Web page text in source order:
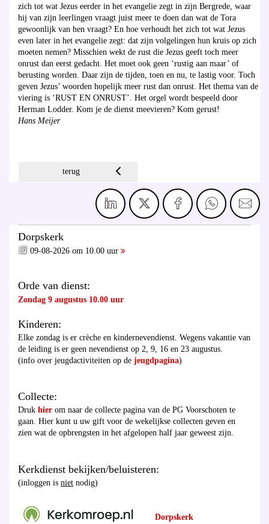
zich tot wat Jezus eerder in het evangelie zegt in zijn Bergrede, waar
hij van zijn leerlingen vraagt juist meer te doen dan wat de Tora
gewoonlijk van hen vraagt? En hoe verhoudt het zich tot wat Jezus
even later in het evangelie zegt: dat zijn volgelingen hun kruis op zich
moeten nemen? Misschien wekt de rust die Jezus geeft toch meer
onrust dan eerst gedacht. Het moet ook geen ‘rustig aan maar’ of
berusting worden. Daar zijn de tijden, toen en nu, te lastig voor. Toch
geven Jezus’ woorden hopelijk meer rust dan onrust. Het thema van de
viering is ‘RUST EN ONRUST’. Het orgel wordt bespeeld door
Herman Lodder. Kom je de dienst meevieren? Kom gerust!
Hans Meijer
terug
Dorpskerk
09-08-2026 om 10.00 uur
Orde van dienst:
Zondag 9 augustus 10.00 uur
Kinderen:
Elke zondag is er crèche en kindernevendienst. Wegens vakantie van
de leiding is er geen nevendienst op 2, 9, 16 en 23 augustus.
(info over jeugdactiviteiten op de jeugdpagina)
Collecte:
Druk hier om naar de collecte pagina van de PG Voorschoten te
gaan. Hier kunt u uw gift voor de wekelijkse collecten geven en
zien wat de opbrengsten in het afgelopen half jaar geweest zijn.
Kerkdienst bekijken/beluisteren:
(inloggen is niet nodig)
Dorpskerk